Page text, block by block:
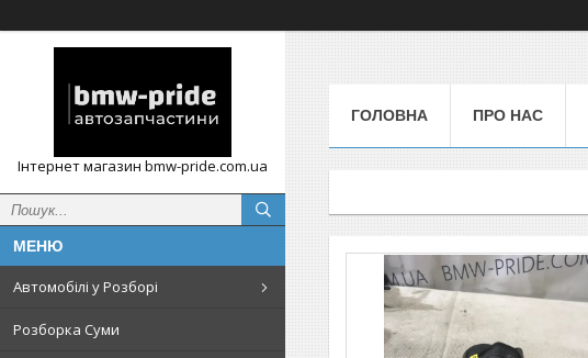
Інтернет магазин bmw-pride.com.ua
Автомобілі у Розборі
Розборка Суми
ГОЛОВНА ПРО НАС